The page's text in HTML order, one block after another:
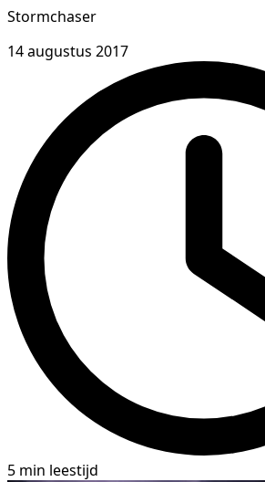
Stormchaser
14 augustus 2017
5 min leestijd